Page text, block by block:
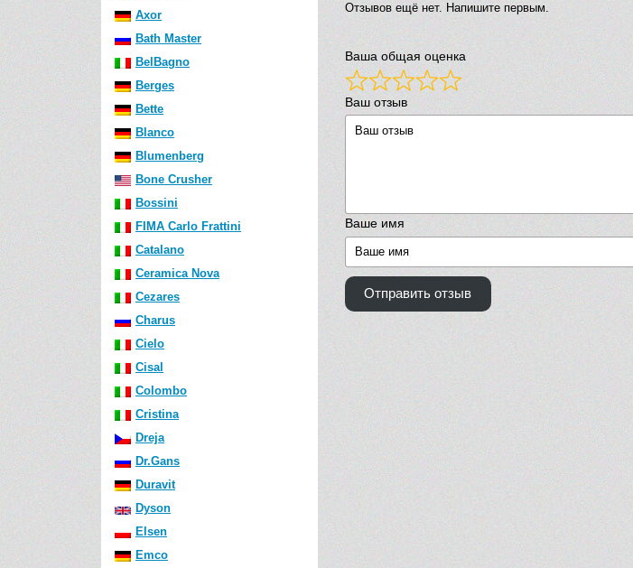
Axor
Bath Master
BelBagno
Berges
Bette
Blanco
Blumenberg
Bone Crusher
Bossini
FIMA Carlo Frattini
Catalano
Ceramica Nova
Cezares
Charus
Cielo
Cisal
Colombo
Cristina
Dreja
Dr.Gans
Duravit
Dyson
Elsen
Emco
Отзывов ещё нет. Напишите первым.
Ваша общая оценка
Ваш отзыв
Ваше имя
Отправить отзыв